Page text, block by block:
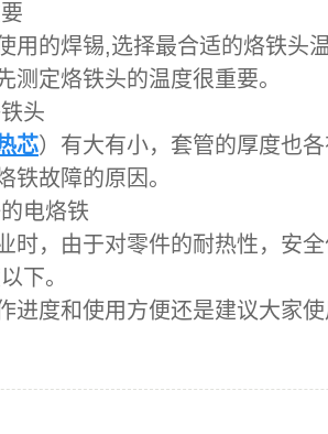
的焊锡,选择最合适的烙铁头温
定烙铁头的温度很重要。
头
芯）有大有小，套管的厚度也
铁故障的原因。
电烙铁
，由于对零件的耐热性，安全
下。
进度和使用方便还是建议大家